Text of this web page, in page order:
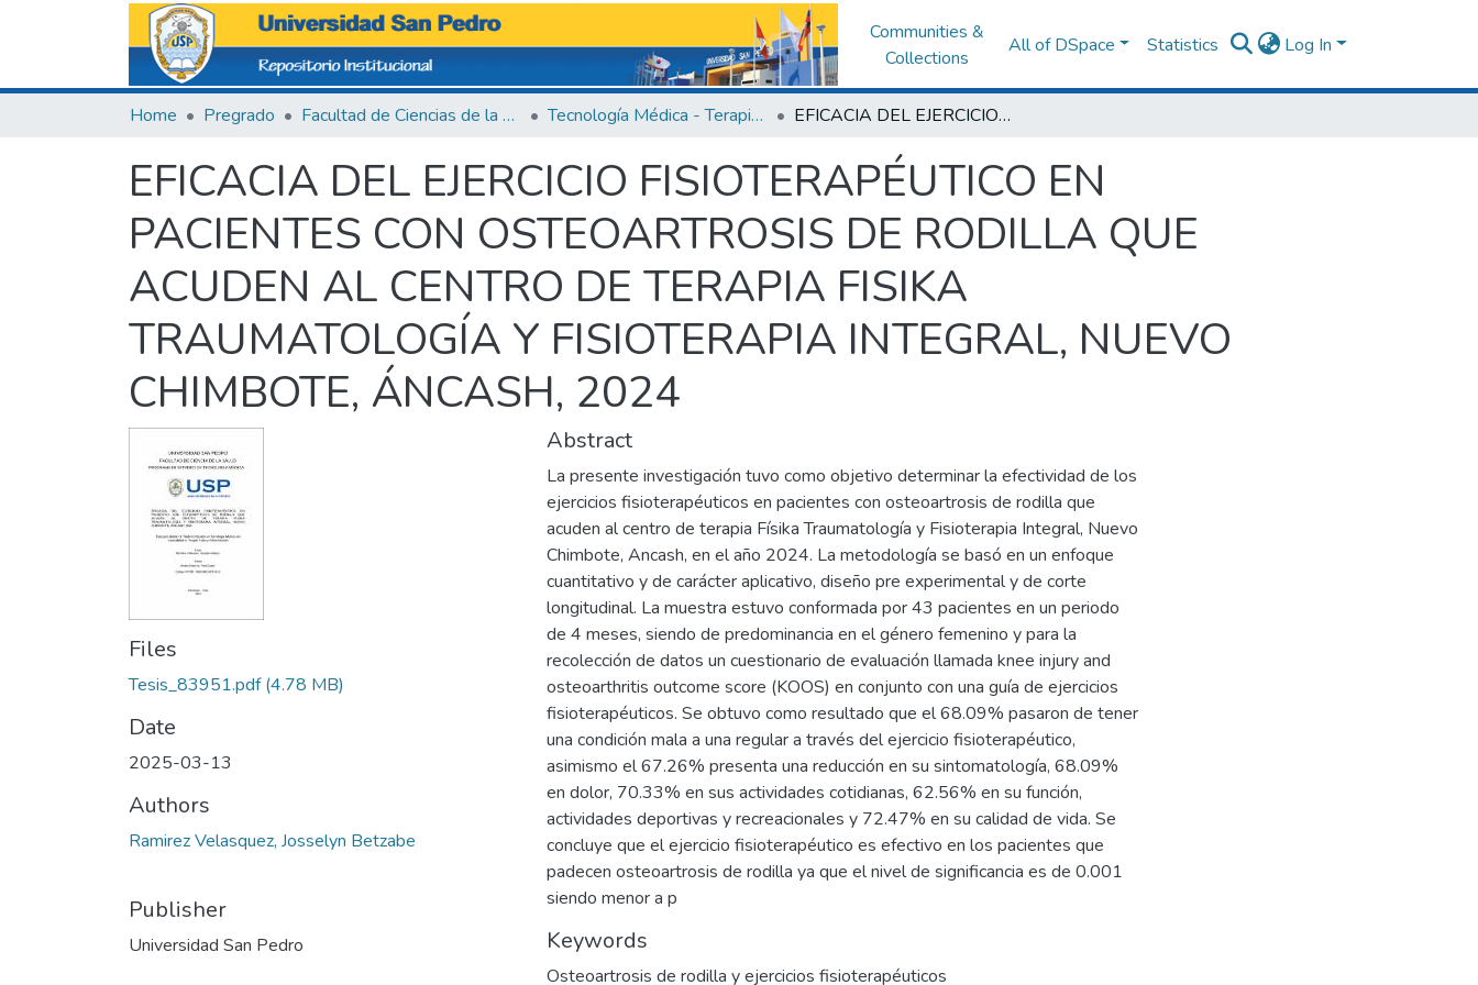
Communities &
Collections
All of DSpace Statistics Log In
Home Pregrado Facultad de Ciencias de la Salud Tecnología Médica - Terapia Física y Rehabilitación EFICACIA DEL EJERCICIO FISIOTERAPÉUTICO EN PACIENTES CON OSTEOARTROSIS DE RODILLA QUE ACUDEN AL CENTRO DE TERAPIA FISIKA TRAUMATOLOGÍA Y FISIOTERAPIA INTEGRAL, NUEVO CHIMBOTE, ÁNCASH, 2024
EFICACIA DEL EJERCICIO FISIOTERAPÉUTICO EN
PACIENTES CON OSTEOARTROSIS DE RODILLA QUE
ACUDEN AL CENTRO DE TERAPIA FISIKA
TRAUMATOLOGÍA Y FISIOTERAPIA INTEGRAL, NUEVO
CHIMBOTE, ÁNCASH, 2024
Files
Tesis_83951.pdf(4.78 MB)
Date
2025-03-13
Authors
Ramirez Velasquez, Josselyn Betzabe
Publisher
Universidad San Pedro
Abstract
La presente investigación tuvo como objetivo determinar la efectividad de los
ejercicios fisioterapéuticos en pacientes con osteoartrosis de rodilla que
acuden al centro de terapia Físika Traumatología y Fisioterapia Integral, Nuevo
Chimbote, Ancash, en el año 2024. La metodología se basó en un enfoque
cuantitativo y de carácter aplicativo, diseño pre experimental y de corte
longitudinal. La muestra estuvo conformada por 43 pacientes en un periodo
de 4 meses, siendo de predominancia en el género femenino y para la
recolección de datos un cuestionario de evaluación llamada knee injury and
osteoarthritis outcome score (KOOS) en conjunto con una guía de ejercicios
fisioterapéuticos. Se obtuvo como resultado que el 68.09% pasaron de tener
una condición mala a una regular a través del ejercicio fisioterapéutico,
asimismo el 67.26% presenta una reducción en su sintomatología, 68.09%
en dolor, 70.33% en sus actividades cotidianas, 62.56% en su función,
actividades deportivas y recreacionales y 72.47% en su calidad de vida. Se
concluye que el ejercicio fisioterapéutico es efectivo en los pacientes que
padecen osteoartrosis de rodilla ya que el nivel de significancia es de 0.001
siendo menor a p
Keywords
Osteoartrosis de rodilla y ejercicios fisioterapéuticos